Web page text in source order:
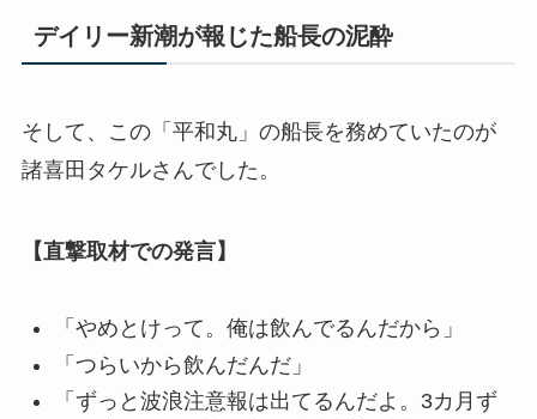
デイリー新潮が報じた船長の泥酔
そして、この「平和丸」の船長を務めていたのが
諸喜田タケルさんでした。
【直撃取材での発言】
「やめとけって。俺は飲んでるんだから」
「つらいから飲んだんだ」
「ずっと波浪注意報は出てるんだよ。3カ月ず